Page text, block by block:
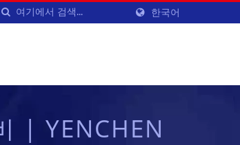
한국어
| YENCHEN